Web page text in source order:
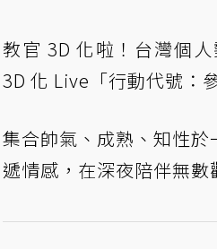
教官 3D 化啦！台灣個人
3D 化 Live「行動代號：
集合帥氣、成熟、知性
遞情感，在深夜陪伴無數